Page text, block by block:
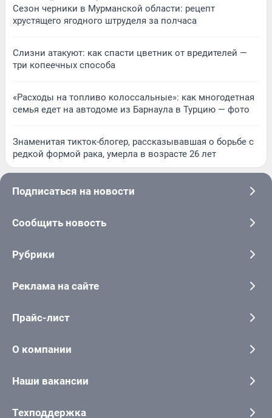
Сезон черники в Мурманской области: рецепт
хрустящего ягодного штруделя за полчаса
Слизни атакуют: как спасти цветник от вредителей —
три копеечных способа
«Расходы на топливо колоссальные»: как многодетная
семья едет на автодоме из Барнаула в Турцию — фото
Знаменитая тикток-блогер, рассказывавшая о борьбе с
редкой формой рака, умерла в возрасте 26 лет
Подписаться на новости
Сообщить новость
Рубрики
Реклама на сайте
Прайс-лист
О компании
Наши вакансии
Техподдержка